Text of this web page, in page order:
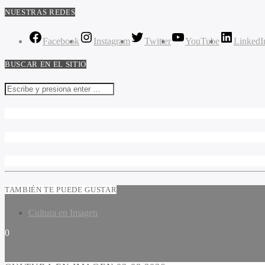
NUESTRAS REDES
Facebook Instagram Twitter YouTube
BUSCAR EN EL SITIO
TAMBIÉN TE PUEDE GUSTAR
Cultura en Imagen
0